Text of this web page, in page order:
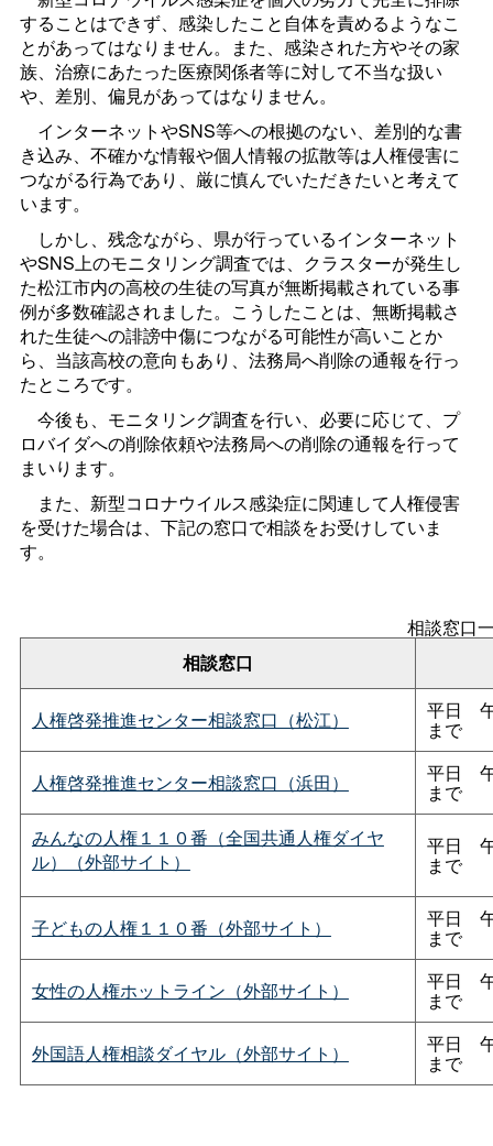
することはできず、感染したこと自体を責めるようなこ
とがあってはなりません。また、感染された方やその家
族、治療にあたった医療関係者等に対して不当な扱い
や、差別、偏見があってはなりません。
インターネットやSNS等への根拠のない、差別的な書
き込み、不確かな情報や個人情報の拡散等は人権侵害に
つながる行為であり、厳に慎んでいただきたいと考えて
います。
しかし、残念ながら、県が行っているインターネット
やSNS上のモニタリング調査では、クラスターが発生し
た松江市内の高校の生徒の写真が無断掲載されている事
例が多数確認されました。こうしたことは、無断掲載さ
れた生徒への誹謗中傷につながる可能性が高いことか
ら、当該高校の意向もあり、法務局へ削除の通報を行っ
たところです。
今後も、モニタリング調査を行い、必要に応じて、プ
ロバイダへの削除依頼や法務局への削除の通報を行って
まいります。
また、新型コロナウイルス感染症に関連して人権侵害
を受けた場合は、下記の窓口で相談をお受けしていま
す。
相談窓口
相談窓口
人権啓発推進センター相談窓口（松江） 平日
まで
人権啓発推進センター相談窓口（浜田） 平日
まで
みんなの人権１１０番（全国共通人権ダイヤ
ル）（外部サイト）
平日
まで
子どもの人権１１０番（外部サイト） 平日
まで
女性の人権ホットライン（外部サイト） 平日
まで
外国語人権相談ダイヤル（外部サイト） 平日
まで